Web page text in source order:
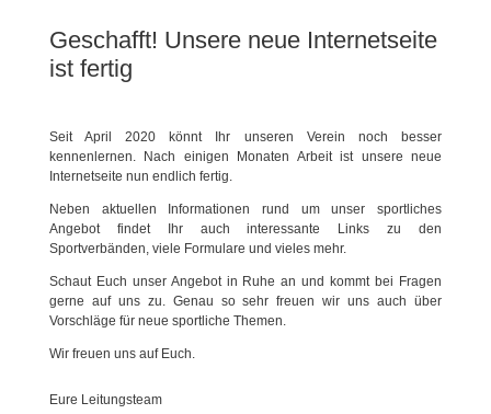
Geschafft! Unsere neue Internetseite
ist fertig
Seit April 2020 könnt Ihr unseren Verein noch besser
kennenlernen. Nach einigen Monaten Arbeit ist unsere neue
Internetseite nun endlich fertig.
Neben aktuellen Informationen rund um unser sportliches
Angebot findet Ihr auch interessante Links zu den
Sportverbänden, viele Formulare und vieles mehr.
Schaut Euch unser Angebot in Ruhe an und kommt bei Fragen
gerne auf uns zu. Genau so sehr freuen wir uns auch über
Vorschläge für neue sportliche Themen.
Wir freuen uns auf Euch.
Eure Leitungsteam